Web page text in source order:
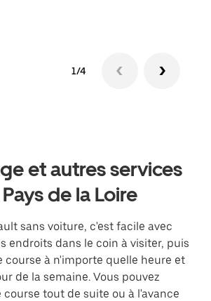
1/4
et autres services
de la Loire
sans voiture, c'est facile avec
endroits dans le coin à visiter, puis
course à n'importe quelle heure et
de la semaine. Vous pouvez
tout de suite ou à l'avance